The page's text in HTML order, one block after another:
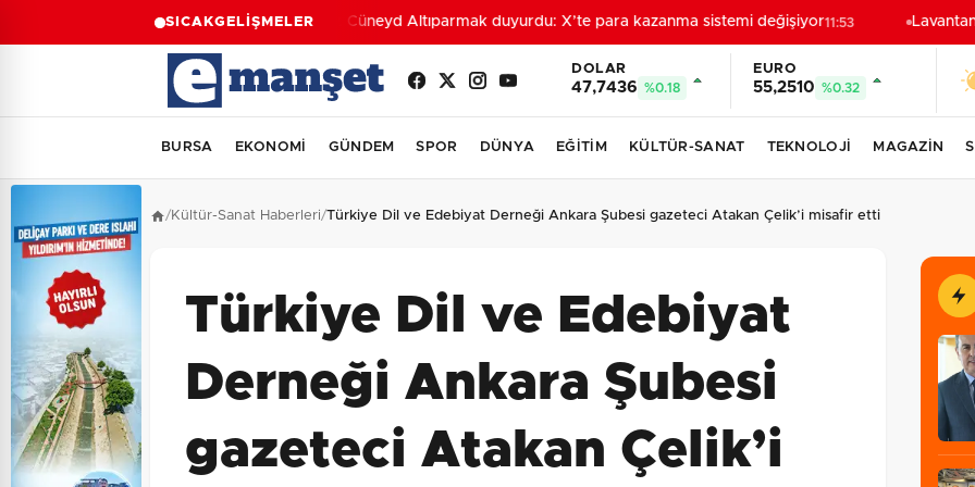
SICAKGELİŞMELERAv. Cüneyd Altıparmak duyurdu: X’te para kazanma sistemi değişiyor11:53
DOLAR
47,7436 %0.18
EURO
55,2510 %0.32
BURSA EKONOMİ GÜNDEM SPOR DÜNYA EĞİTİM KÜLTÜR-SANAT TEKNOLOJİ MAGAZİN
/Kültür-Sanat Haberleri/Türkiye Dil ve Edebiyat Derneği Ankara Şubesi gazeteci Atakan Çelik’i misafir etti
Türkiye Dil ve Edebiyat
Derneği Ankara Şubesi
gazeteci Atakan Çelik’i